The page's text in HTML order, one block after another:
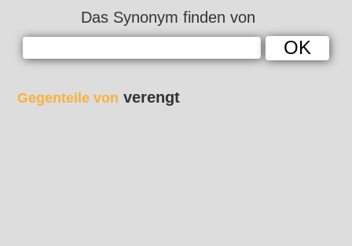
Das Synonym finden von
Gegenteile von verengt